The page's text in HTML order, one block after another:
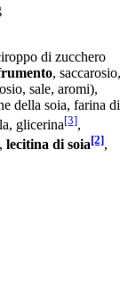
di zucchero
, saccarosio,
sale, aromi),
della soia, farina di
glicerina[3],
lecitina di soia[2],